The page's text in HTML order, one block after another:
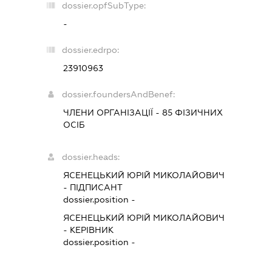
dossier.opfSubType:
-
dossier.edrpo:
23910963
dossier.foundersAndBenef:
ЧЛЕНИ ОРГАНІЗАЦІЇ - 85 ФІЗИЧНИХ
ОСІБ
dossier.heads:
ЯСЕНЕЦЬКИЙ ЮРІЙ МИКОЛАЙОВИЧ
- ПІДПИСАНТ
dossier.position -
ЯСЕНЕЦЬКИЙ ЮРІЙ МИКОЛАЙОВИЧ
- КЕРІВНИК
dossier.position -